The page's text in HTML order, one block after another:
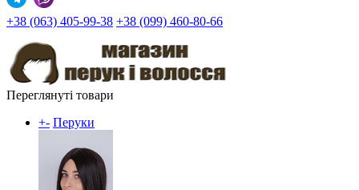
+38 (063) 405-99-38 +38 (099) 460-80-66
Переглянуті товари
+- Перуки